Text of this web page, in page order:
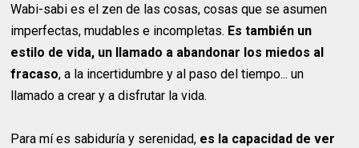
Wabi-sabi es el zen de las cosas, cosas que se asumen
imperfectas, mudables e incompletas. Es también un
estilo de vida, un llamado a abandonar los miedos al
fracaso, a la incertidumbre y al paso del tiempo... un
llamado a crear y a disfrutar la vida.
Para mí es sabiduría y serenidad, es la capacidad de ver